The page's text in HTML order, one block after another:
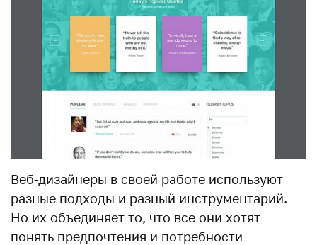
Веб-дизайнеры в своей работе используют
разные подходы и разный инструментарий.
Но их объединяет то, что все они хотят
понять предпочтения и потребности